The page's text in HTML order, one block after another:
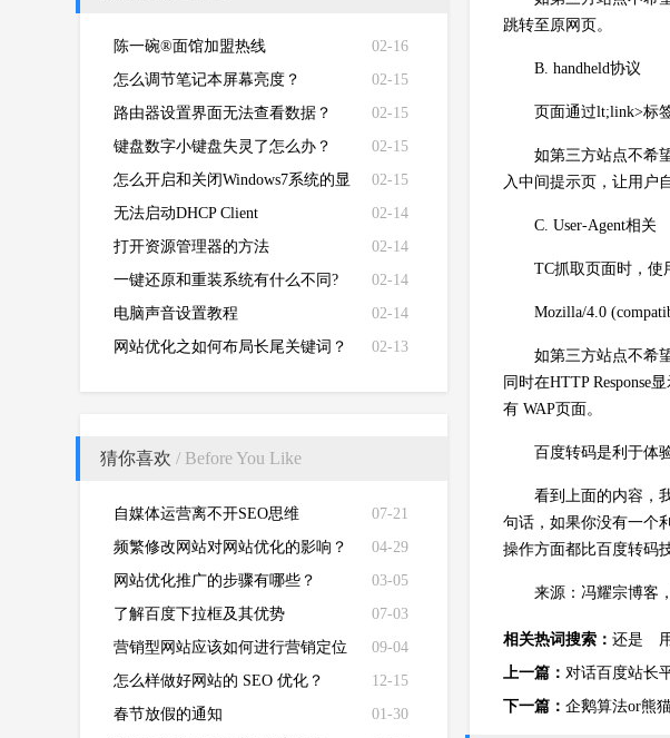
02-16
陈一碗®面馆加盟热线
02-15
怎么调节笔记本屏幕亮度？
02-15
路由器设置界面无法查看数据？
02-15
键盘数字小键盘失灵了怎么办？
02-15
怎么开启和关闭Windows7系统的显
卡硬件加速功能
02-14
无法启动DHCP Client
02-14
打开资源管理器的方法
02-14
一键还原和重装系统有什么不同?
02-14
电脑声音设置教程
02-13
网站优化之如何布局长尾关键词？
猜你喜欢 / Before You Like
07-21
自媒体运营离不开SEO思维
04-29
频繁修改网站对网站优化的影响？
03-05
网站优化推广的步骤有哪些？
07-03
了解百度下拉框及其优势
09-04
营销型网站应该如何进行营销定位
12-15
怎么样做好网站的 SEO 优化？
01-30
春节放假的通知
跳转至原网页。
B. handheld协议
页面通过lt;link>标
如第三方站点不希
入中间提示页，让用户
C. User-Agent相关
TC抓取页面时，使
Mozilla/4.0
如第三方站点不希
同时在HTTP Response
有 WAP页面。
百度转码是利于体
看到上面的内容，
句话，如果你没有一个
操作方面都比百度转码
来源：冯耀宗博客
相关热词搜索： 还是
上一篇： 对话百度站长
下一篇： 企鹅算法or熊